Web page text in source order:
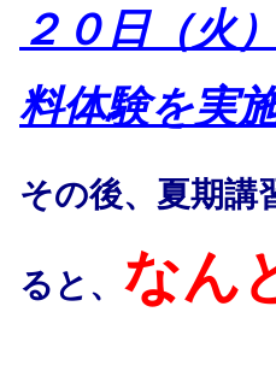
２０日（火
料体験を実
その後、夏期講
ると、 なん